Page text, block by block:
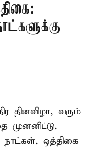
தினவிழா, வரும்
முன்னிட்டு,
நாட்கள், ஒத்திகை